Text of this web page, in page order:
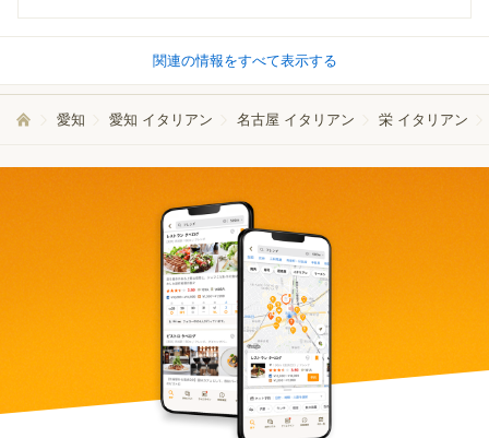
関連の情報をすべて表示する
愛知 愛知 イタリアン 名古屋 イタリアン 栄 イタリアン